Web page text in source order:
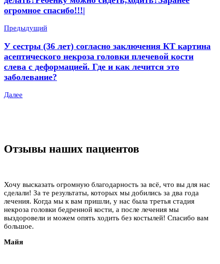
огромное спасибо!!!|
Предыдущий
У сестры (36 лет) согласно заключения КТ картина
асептического некроза головки плечевой кости
слева с деформацией. Где и как лечится это
заболевание?
Далее
Отзывы наших пациентов
Хочу высказать огромную благодарность за всё, что вы для нас
сделали! За те результаты, которых мы добились за два года
лечения. Когда мы к вам пришли, у нас была третья стадия
некроза головки бедренной кости, а после лечения мы
выздоровели и можем опять ходить без костылей! Спасибо вам
большое.
Майя